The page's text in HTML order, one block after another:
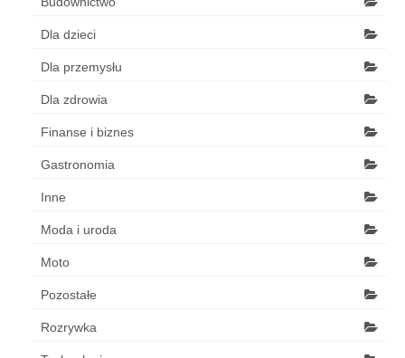
Dla dzieci
Dla przemysłu
Dla zdrowia
Finanse i biznes
Gastronomia
Inne
Moda i uroda
Moto
Pozostałe
Rozrywka